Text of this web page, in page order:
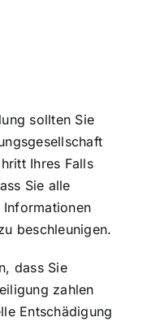
sollten Sie
Ihres Falls
Sie alle
beschleunigen.
dass Sie
zahlen
Entschädigung